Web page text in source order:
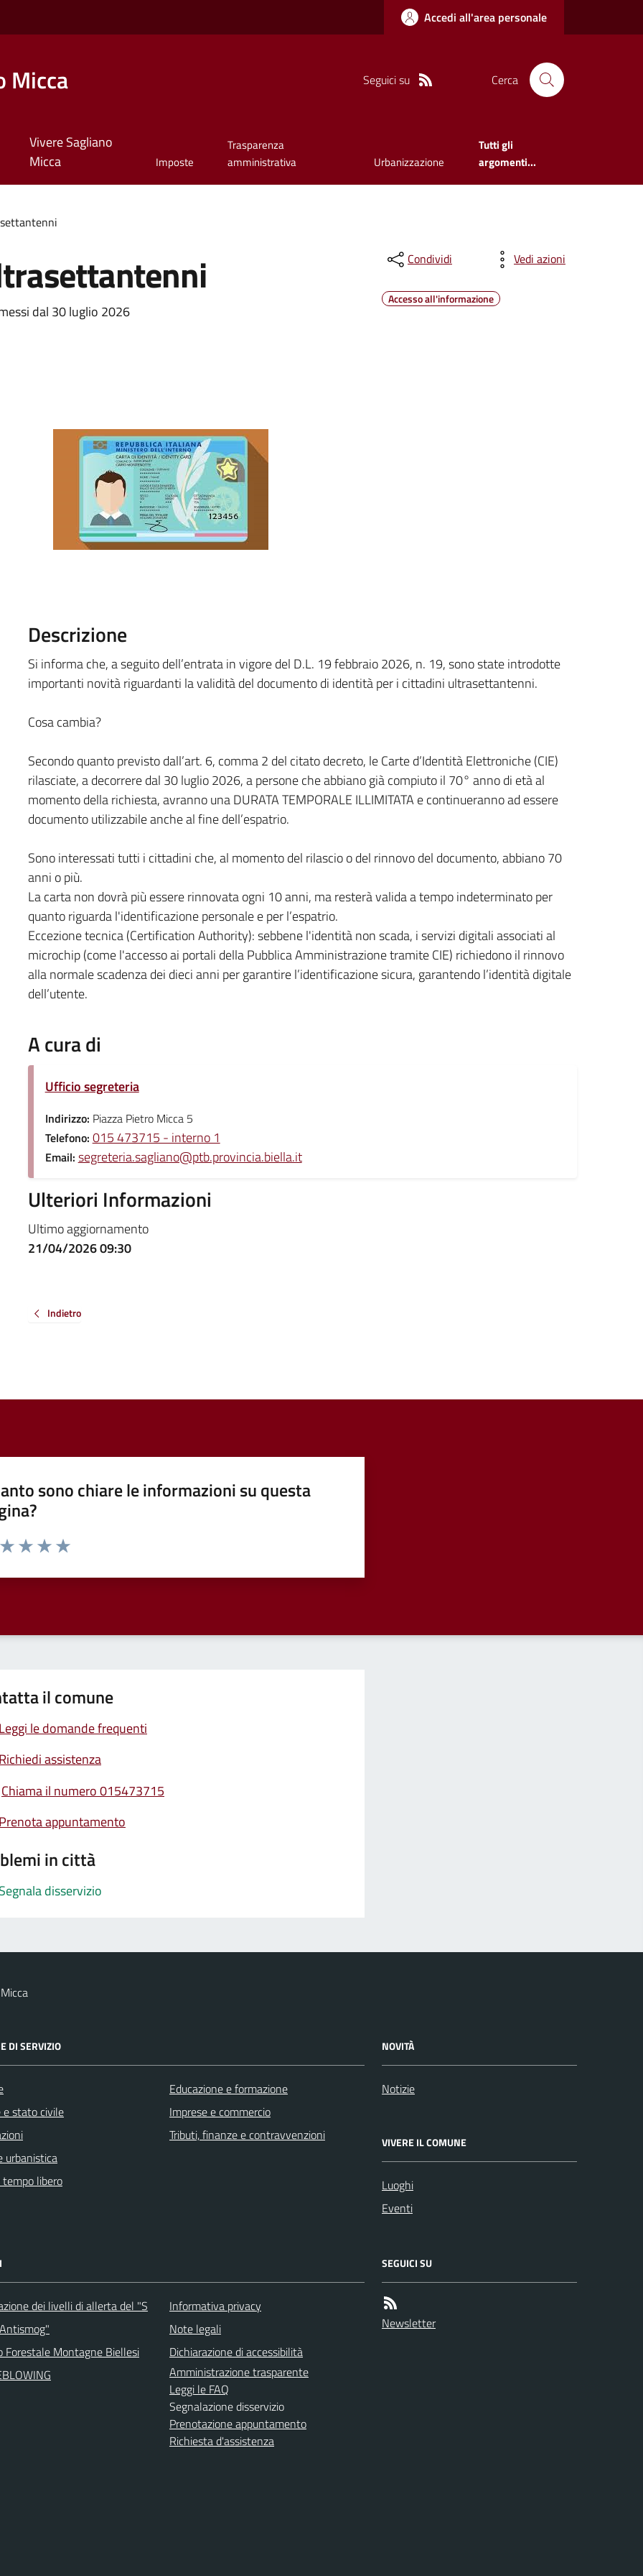
Accedi all'area personale
Micca Seguici su Cerca
Vivere Sagliano
Micca
Imposte
Trasparenza
amministrativa
Urbanizzazione
Tutti gli
argomenti...
dal 30 luglio 2026
Condividi Vedi azioni
Accesso all'informazione
Descrizione
Si informa che, a seguito dell’entrata in vigore del D.L. 19 febbraio 2026, n. 19, sono state introdotte
importanti novità riguardanti la validità del documento di identità per i cittadini ultrasettantenni.
Cosa cambia?
Secondo quanto previsto dall’art. 6, comma 2 del citato decreto, le Carte d’Identità Elettroniche (CIE)
rilasciate, a decorrere dal 30 luglio 2026, a persone che abbiano già compiuto il 70° anno di età al
momento della richiesta, avranno una DURATA TEMPORALE ILLIMITATA e continueranno ad essere
documento utilizzabile anche al fine dell’espatrio.
Sono interessati tutti i cittadini che, al momento del rilascio o del rinnovo del documento, abbiano 70
anni o più.
La carta non dovrà più essere rinnovata ogni 10 anni, ma resterà valida a tempo indeterminato per
quanto riguarda l'identificazione personale e per l’espatrio.
Eccezione tecnica (Certification Authority): sebbene l'identità non scada, i servizi digitali associati al
microchip (come l'accesso ai portali della Pubblica Amministrazione tramite CIE) richiedono il rinnovo
alla normale scadenza dei dieci anni per garantire l’identificazione sicura, garantendo l’identità digitale
dell’utente.
A cura di
Ufficio segreteria
Indirizzo: Piazza Pietro Micca 5
Telefono: 015 473715 - interno 1
Email: segreteria.sagliano@ptb.provincia.biella.it
Ulteriori Informazioni
Ultimo aggiornamento
21/04/2026 09:30
Indietro
sono chiare le informazioni su questa
da 1 a 5 stelle la pagina
il comune
Leggi le domande frequenti
Richiedi assistenza
Chiama il numero 015473715
Prenota appuntamento
in città
Segnala disservizio
DI SERVIZIO
e stato civile
urbanistica
libero
Educazione e formazione
Imprese e commercio
Tributi, finanze e contravvenzioni
NOVITÀ
Notizie
VIVERE IL COMUNE
Luoghi
Eventi
dei livelli di allerta del "S
Forestale Montagne Biellesi
Informativa privacy
Note legali
Dichiarazione di accessibilità
Amministrazione trasparente
Leggi le FAQ
Segnalazione disservizio
Prenotazione appuntamento
Richiesta d'assistenza
SEGUICI SU
Newsletter